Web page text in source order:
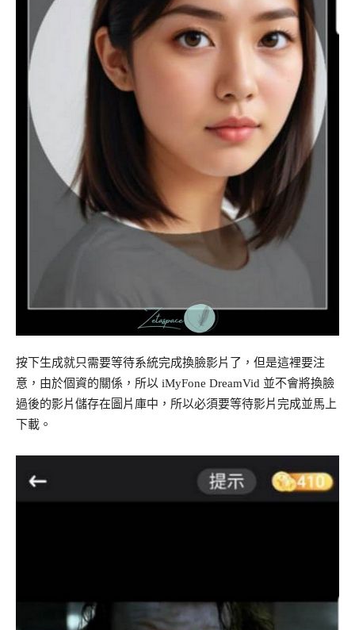
按下生成就只需要等待系統完成換臉影片了，但是這裡要注
意，由於個資的關係，所以 iMyFone DreamVid 並不會將換臉
過後的影片儲存在圖片庫中，所以必須要等待影片完成並馬上
下載。